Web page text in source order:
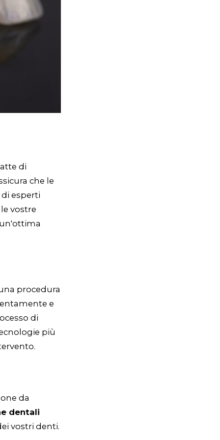
di
che le
esperti
vostre
procedura
e
di
più
da
dentali
vostri denti.